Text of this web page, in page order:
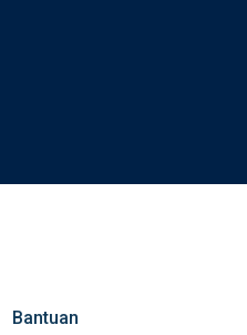
Bantuan